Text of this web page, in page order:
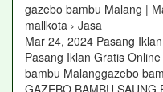
gazebo bambu Malang |
mallkota › Jasa
Mar 24, 2024 Pasang
Pasang Iklan Gratis
bambu Malanggazebo
GAZEBO BAMBU SAUNG